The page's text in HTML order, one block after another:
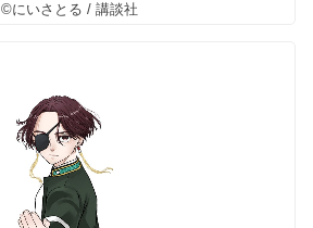
©にいさとる / 講談社